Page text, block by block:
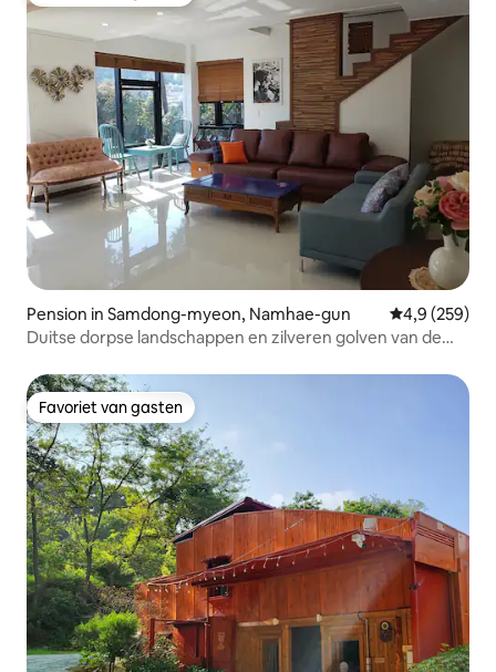
Pension in Samdong-myeon, Namhae-gun Gemiddelde
4,9 (259)
Duitse dorpse landschappen en zilveren golven van de
Favoriet van gasten
Favoriet van gasten